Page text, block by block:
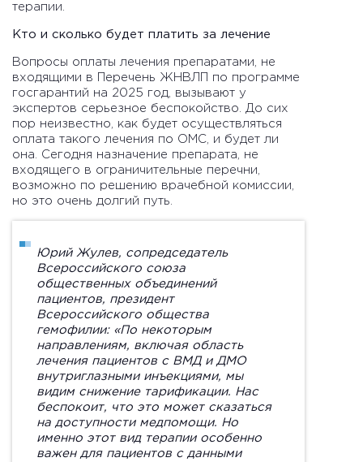
терапии.
Кто и сколько будет платить за лечение
Вопросы оплаты лечения препаратами, не
входящими в Перечень ЖНВЛП по программе
госгарантий на 2025 год, вызывают у
экспертов серьезное беспокойство. До сих
пор неизвестно, как будет осуществляться
оплата такого лечения по ОМС, и будет ли
она. Сегодня назначение препарата, не
входящего в ограничительные перечни,
возможно по решению врачебной комиссии,
но это очень долгий путь.
Юрий Жулев, сопредседатель
Всероссийского союза
общественных объединений
пациентов, президент
Всероссийского общества
гемофилии: «По некоторым
направлениям, включая область
лечения пациентов с ВМД и ДМО
внутриглазными инъекциями, мы
видим снижение тарификации. Нас
беспокоит, что это может сказаться
на доступности медпомощи. Но
именно этот вид терапии особенно
важен для пациентов с данными